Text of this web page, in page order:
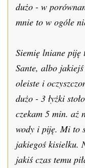
dużo - w
mnie to w ogóle
Siemię lniane
Sante, albo
oleiste i
dużo - 3 łyżki
czekam 5 min. aż
wody i piję. Mi to
jakiegoś kisielku.
jakiś czas temu